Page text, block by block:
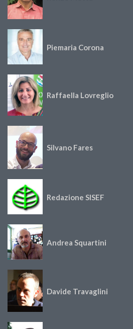
Piemaria Corona
Raffaella Lovreglio
Silvano Fares
Redazione SISEF
Andrea Squartini
Davide Travaglini